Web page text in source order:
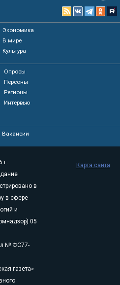
Экономика
В мире
Культура
Опросы
Персоны
Регионы
Интервью
Вакансии
г.
в
в сфере
и
05
№ ФС77-
газета»
Карта сайта